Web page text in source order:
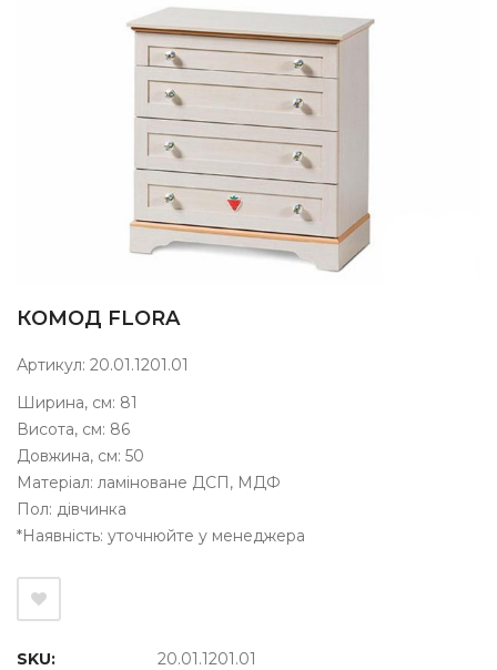
КОМОД FLORA
Артикул: 20.01.1201.01
Ширина, см: 81
Висота, см: 86
Довжина, cм: 50
Матеріал: ламіноване ДСП, МДФ
Пол: дівчинка
*Наявність: уточнюйте у менеджера
SKU:
20.01.1201.01